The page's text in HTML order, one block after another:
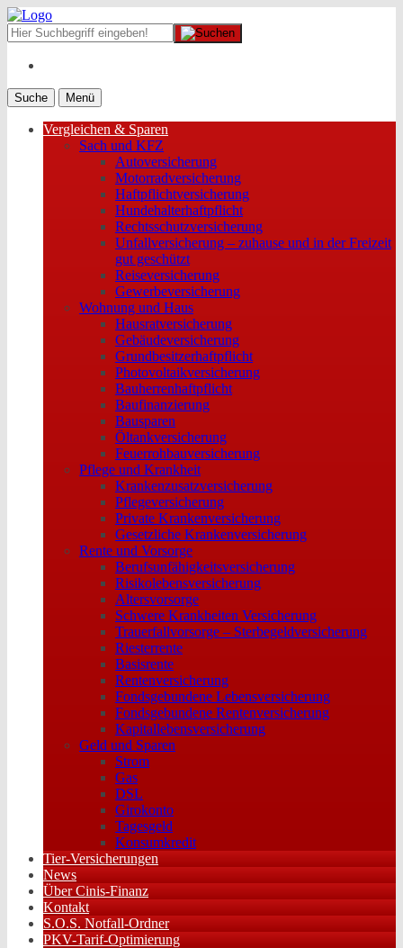
Suche Menü
Vergleichen & Sparen
Sach und KFZ
Autoversicherung
Motorradversicherung
Haftpflichtversicherung
Hundehalterhaftpflicht
Rechtsschutzversicherung
Unfallversicherung – zuhause und in der Freizeit
gut geschützt
Reiseversicherung
Gewerbeversicherung
Wohnung und Haus
Hausratversicherung
Gebäudeversicherung
Grundbesitzerhaftpflicht
Photovoltaikversicherung
Bauherrenhaftpflicht
Baufinanzierung
Bausparen
Öltankversicherung
Feuerrohbauversicherung
Pflege und Krankheit
Krankenzusatzversicherung
Pflegeversicherung
Private Krankenversicherung
Gesetzliche Krankenversicherung
Rente und Vorsorge
Berufs­unfähigkeitsversicherung
Risikolebensversicherung
Altersvorsorge
Schwere Krankheiten Versicherung
Trauerfallvorsorge – Sterbegeldversicherung
Riesterrente
Basisrente
Rentenversicherung
Fondsgebundene Lebensversicherung
Fondsgebundene Rentenversicherung
Kapitallebensversicherung
Geld und Sparen
Strom
Gas
DSL
Girokonto
Tagesgeld
Konsumkredit
Tier-Versicherungen
News
Über Cinis-Finanz
Kontakt
S.O.S. Notfall-Ordner
PKV-Tarif-Optimierung